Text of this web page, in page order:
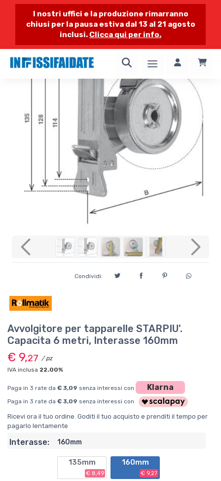
I nostri uffici e la produzione rimarranno
chiusi per la pausa estiva dal 13 al 21 agosto
inclusi. Clicca qui per info.
Previous Next
Condividi:
Avvolgitore per tapparelle STARPIU'.
Capacita 6 metri, Interasse 160mm
€ 9,27 / pz
IVA inclusa 22.00%
Paga in 3 rate da € 3,09 senza interessi con Klarna
Paga in 3 rate da € 3,09 senza interessi con
Ricevi ora il tuo ordine. Goditi il tuo acquisto e prenditi il tempo per
pagarlo lentamente
Interasse: 160mm
135mm
€ 8,49
160mm
€ 9,27